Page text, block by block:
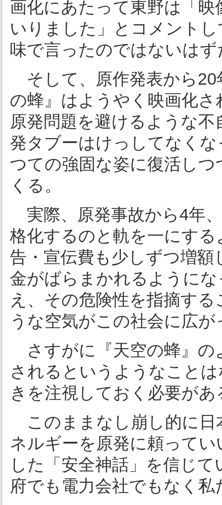
画化にあたって東野は「
いりました」とコメント
味で言ったのではないはず
そして、原作発表から20
の蜂』はようやく映画化
原発問題を避けるような
発タブーはけっしてなく
つての強固な姿に復活し
くる。
実際、原発事故から4年、
格化するのと軌を一にす
告・宣伝費も少しずつ増
金がばらまかれるように
え、その危険性を指摘す
うな空気がこの社会に広
さすがに『天空の蜂』の
されるというようなこと
きを注視しておく必要があ
このままなし崩し的に日
ネルギーを原発に頼って
した「安全神話」を信じ
府でも電力会社でもなく